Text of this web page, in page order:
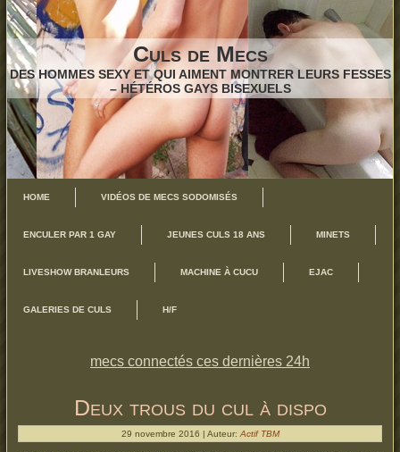
Culs de Mecs
DES HOMMES SEXY ET QUI AIMENT MONTRER LEURS FESSES
– HÉTÉROS GAYS BISEXUELS
HOME VIDÉOS DE MECS SODOMISÉS
ENCULER PAR 1 GAY JEUNES CULS 18 ANS MINETS
LIVESHOW BRANLEURS MACHINE À CUCU EJAC
GALERIES DE CULS H/F
mecs connectés ces dernières 24h
Deux trous du cul à dispo
29 novembre 2016 | Auteur: Actif TBM